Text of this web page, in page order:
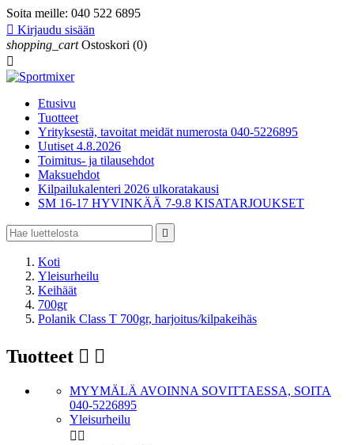
Soita meille: 040 522 6895
 Kirjaudu sisään
shopping_cart Ostoskori (0)

Etusivu
Tuotteet
Yrityksestä, tavoitat meidät numerosta 040-5226895
Uutiset 4.8.2026
Toimitus- ja tilausehdot
Maksuehdot
Kilpailukalenteri 2026 ulkoratakausi
SM 16-17 HYVINKÄÄ 7-9.8 KISATARJOUKSET

Koti
Yleisurheilu
Keihäät
700gr
Polanik Class T 700gr, harjoitus/kilpakeihäs
Tuotteet  
MYYMÄLÄ AVOINNA SOVITTAESSA, SOITA
040-5226895
Yleisurheilu
 